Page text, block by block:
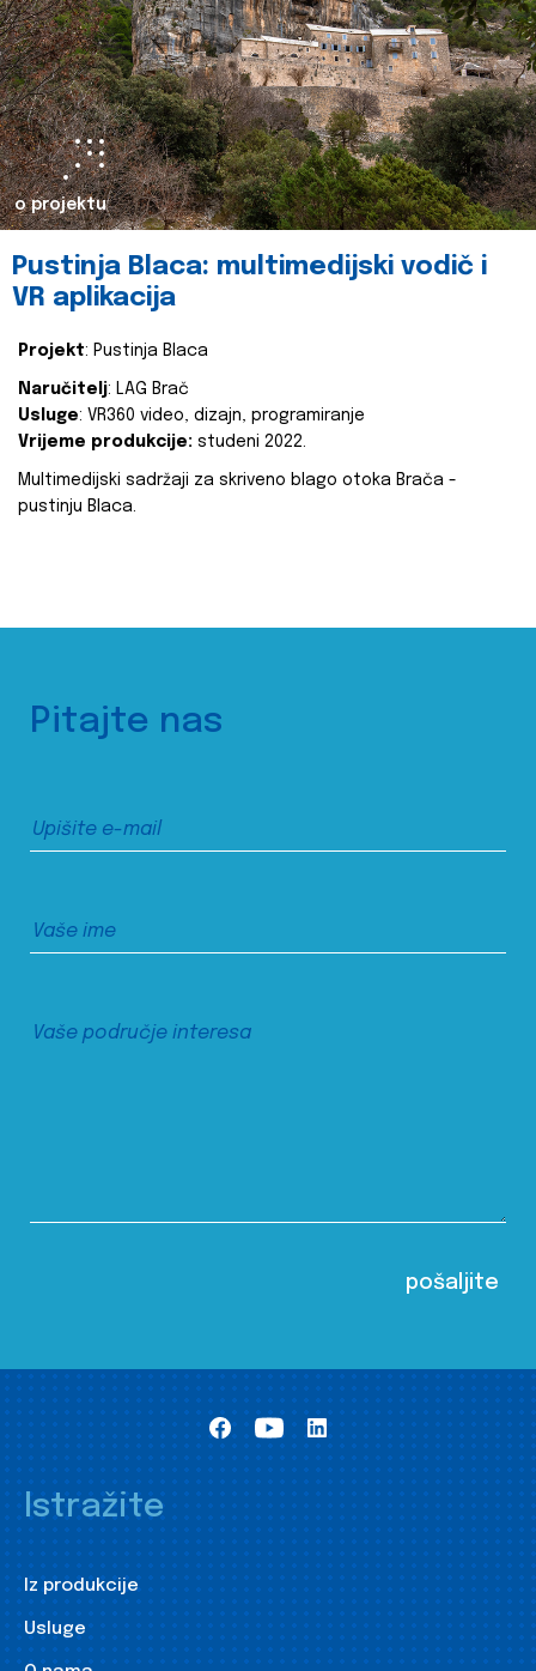
o projektu
Pustinja Blaca: multimedijski vodič i
VR aplikacija
Projekt: Pustinja Blaca
Naručitelj: LAG Brač
Usluge: VR360 video, dizajn, programiranje
Vrijeme produkcije: studeni 2022.
Multimedijski sadržaji za skriveno blago otoka Brača -
pustinju Blaca.
Pitajte nas
Istražite
Iz produkcije
Usluge